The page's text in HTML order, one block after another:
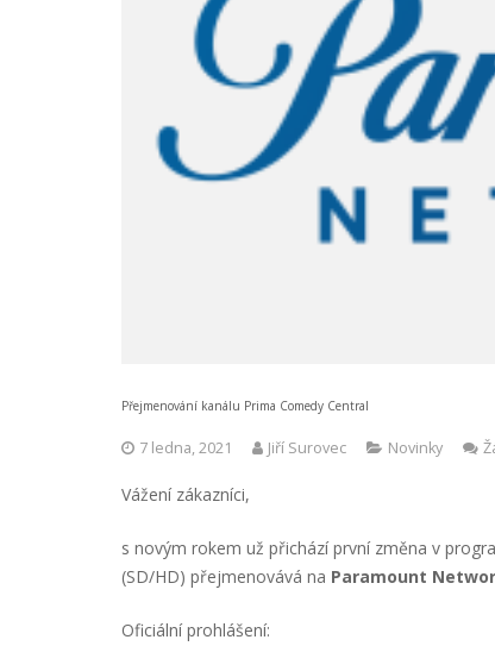
Přejmenování kanálu Prima Comedy Central
7 ledna, 2021 Jiří Surovec Novinky
Vážení zákazníci,
s novým rokem už přichází první změna v
(SD/HD) přejmenovává na Paramount
Oficiální prohlášení: